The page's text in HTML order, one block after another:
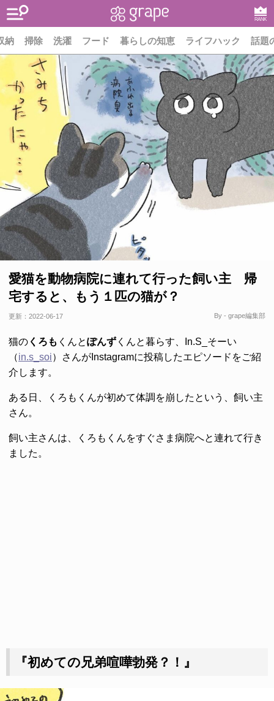
RANK
納 掃除 洗濯 フード 暮らしの知恵 ライフハック 話題
愛猫を動物病院に連れて行った飼い主 帰
宅すると、もう１匹の猫が？
更新： 2022-06-17 By - grape編集部
猫の くろも くんとぽんず くんと暮らす、In.S_そーい
（in.s_soi）さんがInstagramに投稿したエピソードをご紹
介します。
ある日、くろもくんが初めて体調を崩したという、飼い主
さん。
飼い主さんは、くろもくんをすぐさま病院へと連れて行き
ました。
『初めての兄弟喧嘩勃発？！』